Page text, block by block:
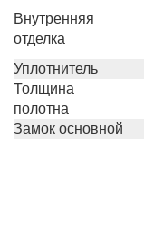
Внутренняя
отделка
Уплотнитель
Толщина
полотна
Замок основной